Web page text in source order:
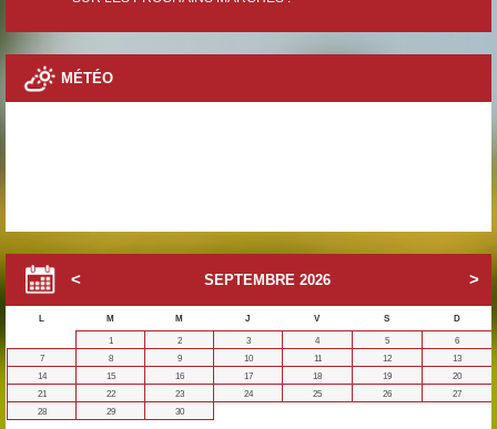
MÉTÉO
SEPTEMBRE 2026
L M M J V S
D
1
2 3 4 5
6
7
8 9 10 11 12
13
14
15 16 17 18 19
20
21
22 23 24 25 26
27
28
29 30